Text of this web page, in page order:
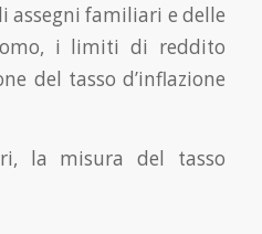
assegni familiari e delle
i limiti di reddito
del tasso d’inflazione
la misura del tasso